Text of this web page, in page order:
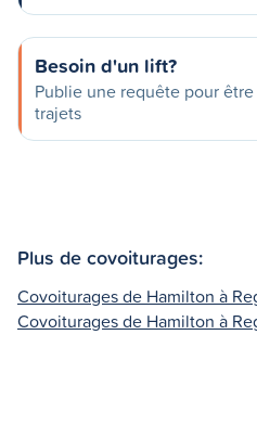
Besoin d'un lift?
Publie une requête pour
trajets
Plus de covoiturages:
Covoiturages de Hamilton à
Covoiturages de Hamilton à